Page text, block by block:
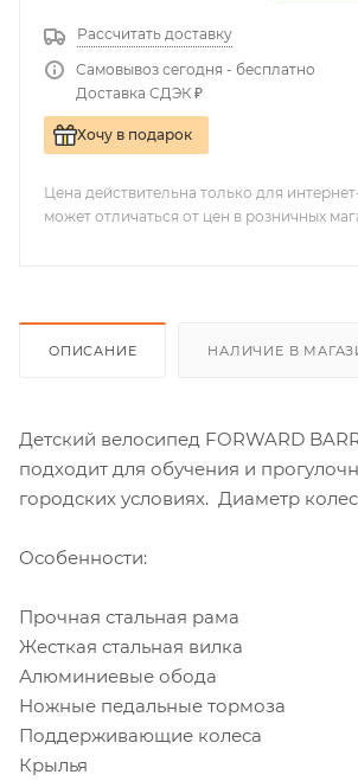
Рассчитать доставку
Самовывоз сегодня - бесплатно
Доставка СДЭК ₽
Хочу в подарок
Цена действительна только для
может отличаться от цен в розничных
ОПИСАНИЕ НАЛИЧИЕ В
Детский велосипед FORWARD
подходит для обучения и
городских условиях. Диаметр
Особенности:
Прочная стальная рама
Жесткая стальная вилка
Алюминиевые обода
Ножные педальные тормоза
Поддерживающие колеса
Крылья